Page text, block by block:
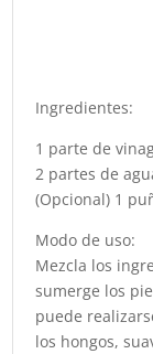
Ingredientes:
1 parte de
2 partes de
(Opcional) 1
Modo de uso:
Mezcla los
sumerge los
puede
los hongos,